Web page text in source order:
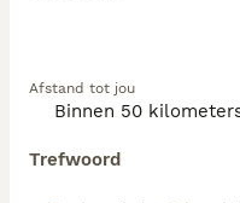
Afstand tot jou
Trefwoord